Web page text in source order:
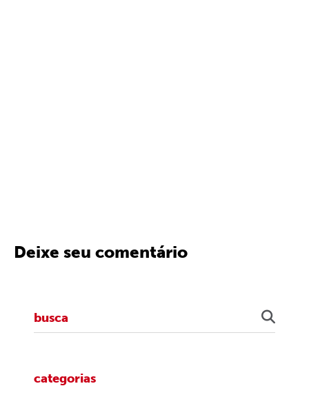
Deixe seu comentário
categorias